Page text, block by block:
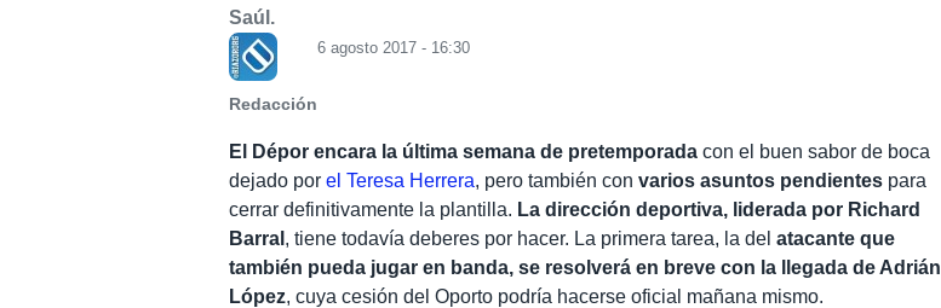
Saúl.
Redacción
6 agosto 2017 - 16:30
El Dépor encara la última semana de pretemporada con el buen sabor de boca
dejado porel Teresa Herrera, pero también convarios asuntos pendientes para
cerrar definitivamente la plantilla. La dirección deportiva, liderada por Richard
Barral , tiene todavía deberes por hacer. La primera tarea, la delatacante que
también pueda jugar en banda, se resolverá en breve con la llegada de Adrián
López, cuya cesión del Oporto podría hacerse oficial mañana mismo.